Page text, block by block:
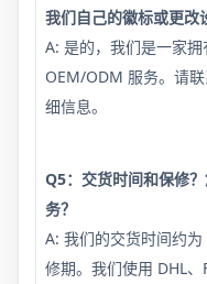
我们自己的徽标或更改
A: 是的，我们是一家
OEM/ODM 服务。请
细信息。
Q5：交货时间和保修
务？
A: 我们的交货时间约
修期。我们使用 DHL